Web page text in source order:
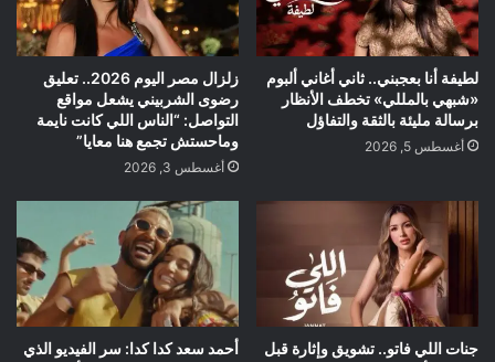
لطيفة أنا بعجبني.. ثاني أغاني ألبوم
«شبهي بالمللي» تخطف الأنظار
برسالة مليئة بالثقة والتفاؤل
أغسطس 5, 2026
زلزال مصر اليوم 2026.. تعليق
رضوى الشربيني يشعل مواقع
التواصل: “الناس اللي كانت نايمة
وماحستش تجمع هنا معايا”
أغسطس 3, 2026
جنات اللي فاتو.. تشويق وإثارة قبل
أحمد سعد كدا كدا: سر الفيديو الذي